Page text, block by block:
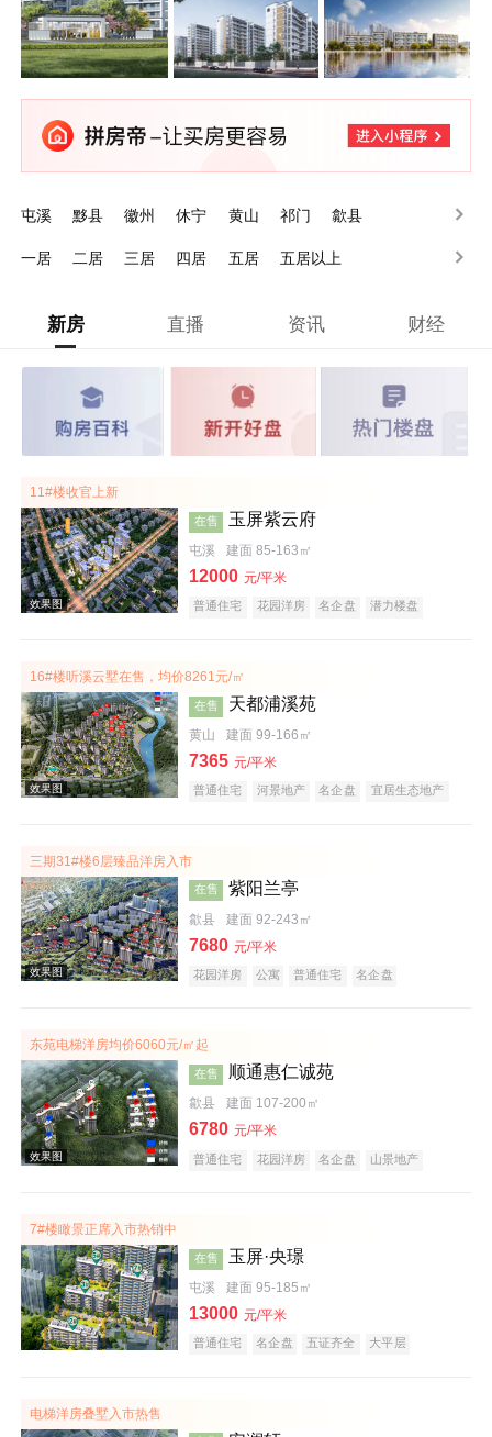
屯溪 黟县 徽州 休宁 黄山 祁门 歙县
一居 二居 三居 四居 五居 五居以上
新房 直播 资讯 财经
11#楼收官上新
效果图
在售 玉屏紫云府
屯溪 建面 85-163㎡
12000 元/平米
普通住宅 花园洋房 名企盘
潜力楼盘
16#楼听溪云墅在售，均价8261元/㎡
效果图
在售 天都浦溪苑
黄山 建面 99-166㎡
7365 元/平米
普通住宅 河景地产 名企盘
宜居生态地产
三期31#楼6层臻品洋房入市
在售 紫阳兰亭
歙县 建面 92-243㎡
7680 元/平米
花园洋房 公寓 普通住宅
名企盘
东苑电梯洋房均价6060元/㎡起
在售 顺通惠仁诚苑
歙县 建面 107-200㎡
6780 元/平米
普通住宅 花园洋房 名企盘
山景地产
7#楼瞰景正席入市热销中
在售 玉屏·央璟
屯溪 建面 95-185㎡
13000 元/平米
普通住宅 名企盘 五证齐全 大平层
电梯洋房叠墅入市热售